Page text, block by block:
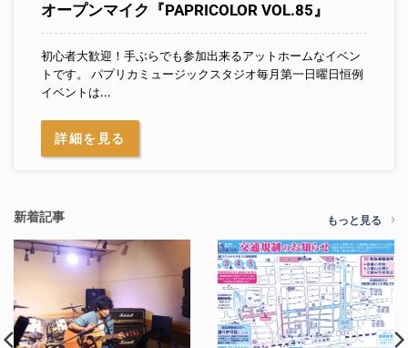
オープンマイク『PAPRICOLOR VOL.85』
初心者大歓迎！手ぶらでも参加出来るアットホームなイベン
トです。 パプリカミュージックスタジオ毎月第一日曜日恒例
イベントは...
詳細を見る
新着記事 もっと見る